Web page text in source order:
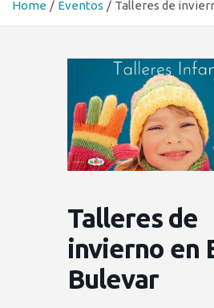
Home Eventos Talleres de
Talleres de
invierno en
Bulevar